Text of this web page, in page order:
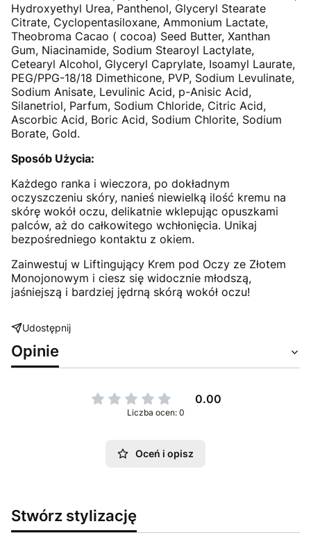
Hydroxyethyl Urea, Panthenol, Glyceryl Stearate
Citrate, Cyclopentasiloxane, Ammonium Lactate,
Theobroma Cacao ( cocoa) Seed Butter, Xanthan
Gum, Niacinamide, Sodium Stearoyl Lactylate,
Cetearyl Alcohol, Glyceryl Caprylate, Isoamyl Laurate,
PEG/PPG-18/18 Dimethicone, PVP, Sodium Levulinate,
Sodium Anisate, Levulinic Acid, p-Anisic Acid,
Silanetriol, Parfum, Sodium Chloride, Citric Acid,
Ascorbic Acid, Boric Acid, Sodium Chlorite, Sodium
Borate, Gold.
Sposób Użycia:
Każdego ranka i wieczora, po dokładnym
oczyszczeniu skóry, nanieś niewielką ilość kremu na
skórę wokół oczu, delikatnie wklepując opuszkami
palców, aż do całkowitego wchłonięcia. Unikaj
bezpośredniego kontaktu z okiem.
Zainwestuj w Liftingujący Krem pod Oczy ze Złotem
Monojonowym i ciesz się widocznie młodszą,
jaśniejszą i bardziej jędrną skórą wokół oczu!
Udostępnij
Opinie
0.00
Liczba ocen: 0
Oceń i opisz
Stwórz stylizację